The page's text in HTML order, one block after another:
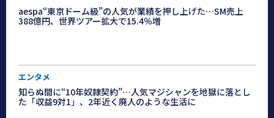
aespa“東京ドーム級”の人気が業績を押し上げた…SM売上
388億円、世界ツアー拡大で15.4％増
エンタメ
知らぬ間に“10年奴隷契約”…人気マジシャンを地獄に落とし
た「収益9対1」、2年近く廃人のような生活に